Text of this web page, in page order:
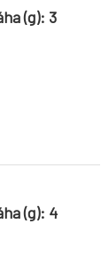
(g): 3
(g): 4